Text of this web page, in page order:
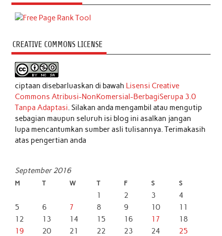
CREATIVE COMMONS LICENSE
ciptaan disebarluaskan di bawah Lisensi Creative
Commons Atribusi-NonKomersial-BerbagiSerupa 3.0
Tanpa Adaptasi. Silakan anda mengambil atau mengutip
sebagian maupun seluruh isi blog ini asalkan jangan
lupa mencantumkan sumber asli tulisannya. Terimakasih
atas pengertian anda
September 2016
M T W T F S S
1 2 3
4
5
6 7 8 9 10
11
12
13 14 15 16 17
18
19
20 21 22 23 24
25